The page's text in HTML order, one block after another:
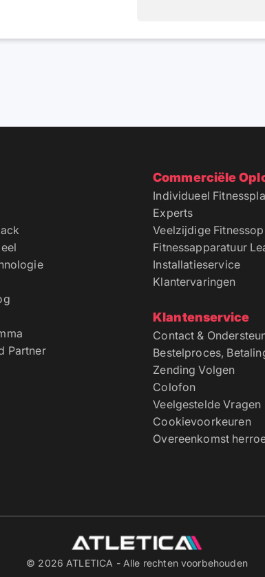
Partner
Commerciële
Individueel
Experts
Veelzijdige
Fitnessapparatuur
Installatieservice
Klantervaringen
Klantenservice
Contact &
Bestelproces,
Zending Volgen
Colofon
Veelgestelde Vragen
Cookievoorkeuren
Overeenkomst
© 2026 ATLETICA - Alle rechten voorbehouden